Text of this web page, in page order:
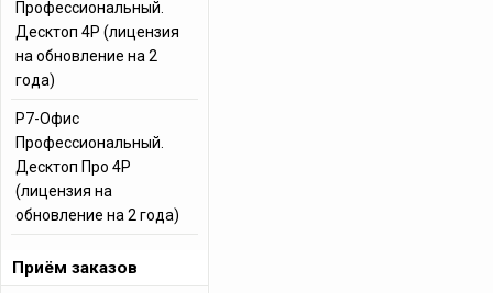
Профессиональный.
Десктоп 4Р (лицензия
на обновление на 2
года)
Р7-Офис
Профессиональный.
Десктоп Про 4Р
(лицензия на
обновление на 2 года)
Приём заказов